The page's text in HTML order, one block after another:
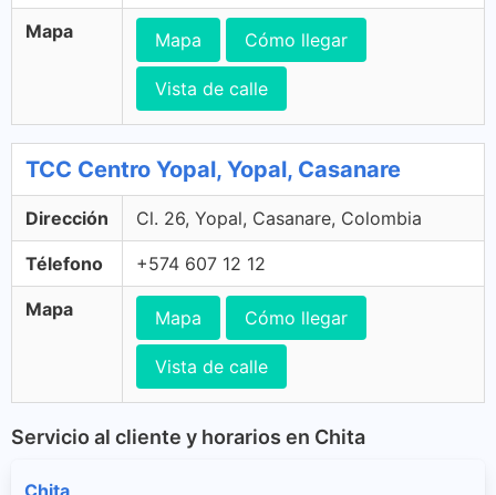
Mapa Mapa Cómo llegar
Vista de calle
TCC Centro Yopal, Yopal, Casanare
Dirección Cl. 26, Yopal, Casanare, Colombia
Télefono +574 607 12 12
Mapa Mapa Cómo llegar
Vista de calle
Servicio al cliente y horarios en Chita
Chita